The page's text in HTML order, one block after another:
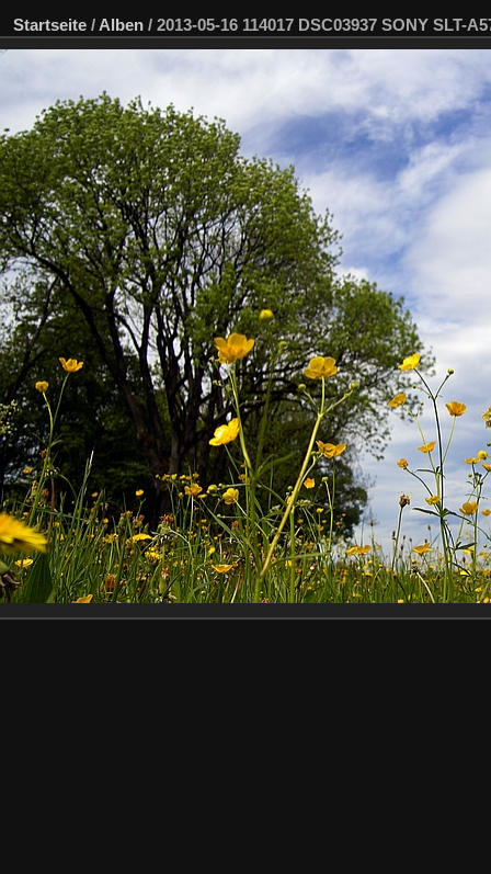
Startseite / Alben / 2013-05-16 114017 DSC03937 SONY SLT-